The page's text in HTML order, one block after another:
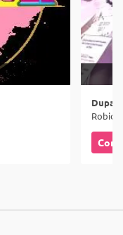
Dupas
Robion